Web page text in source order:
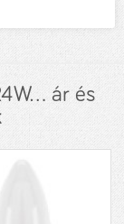
ár és